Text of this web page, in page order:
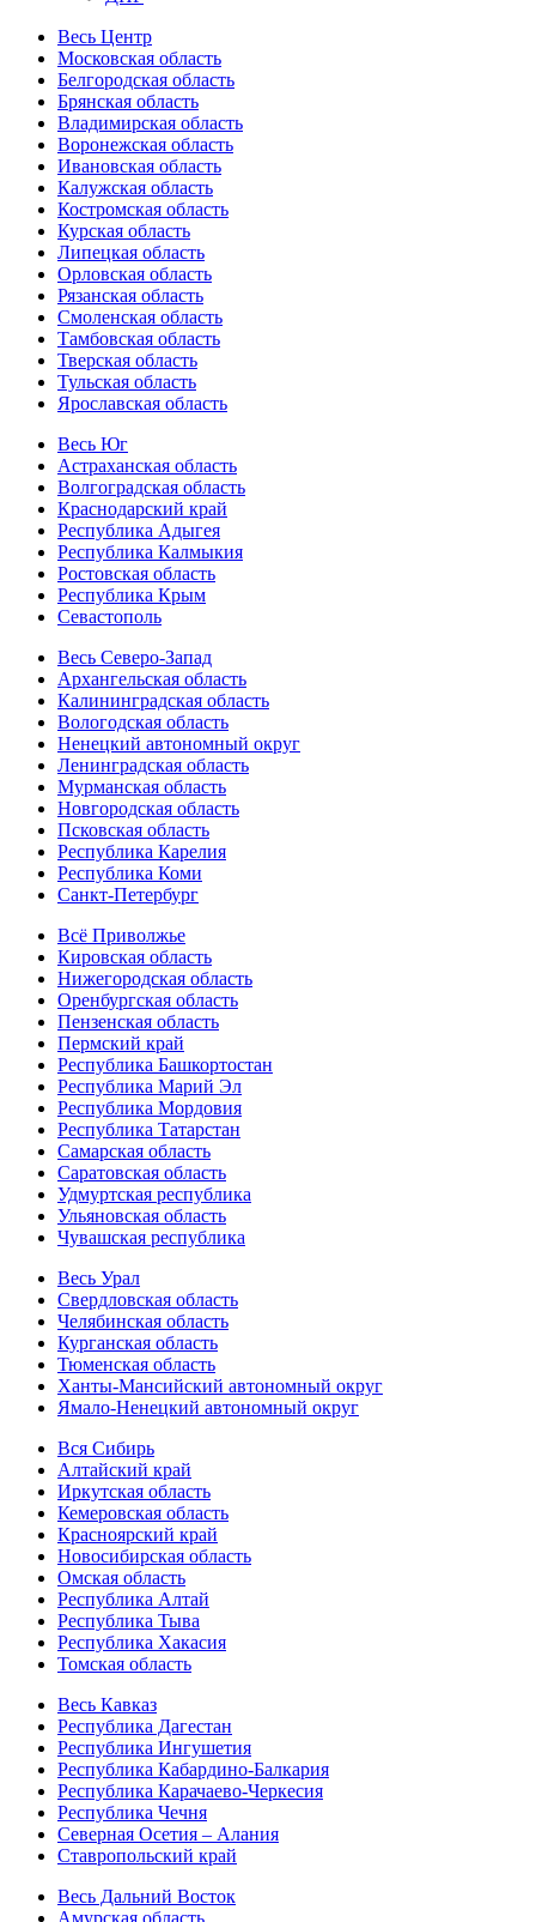
Весь Центр
Московская область
Белгородская область
Брянская область
Владимирская область
Воронежская область
Ивановская область
Калужская область
Костромская область
Курская область
Липецкая область
Орловская область
Рязанская область
Смоленская область
Тамбовская область
Тверская область
Тульская область
Ярославская область
Весь Юг
Астраханская область
Волгоградская область
Краснодарский край
Республика Адыгея
Республика Калмыкия
Ростовская область
Республика Крым
Севастополь
Весь Северо-Запад
Архангельская область
Калининградская область
Вологодская область
Ненецкий автономный округ
Ленинградская область
Мурманская область
Новгородская область
Псковская область
Республика Карелия
Республика Коми
Санкт-Петербург
Всё Приволжье
Кировская область
Нижегородская область
Оренбургская область
Пензенская область
Пермский край
Республика Башкортостан
Республика Марий Эл
Республика Мордовия
Республика Татарстан
Самарская область
Саратовская область
Удмуртская республика
Ульяновская область
Чувашская республика
Весь Урал
Свердловская область
Челябинская область
Курганская область
Тюменская область
Ханты-Мансийский автономный округ
Ямало-Ненецкий автономный округ
Вся Сибирь
Алтайский край
Иркутская область
Кемеровская область
Красноярский край
Новосибирская область
Омская область
Республика Алтай
Республика Тыва
Республика Хакасия
Томская область
Весь Кавказ
Республика Дагестан
Республика Ингушетия
Республика Кабардино-Балкария
Республика Карачаево-Черкесия
Республика Чечня
Северная Осетия – Алания
Ставропольский край
Весь Дальний Восток
Амурская область